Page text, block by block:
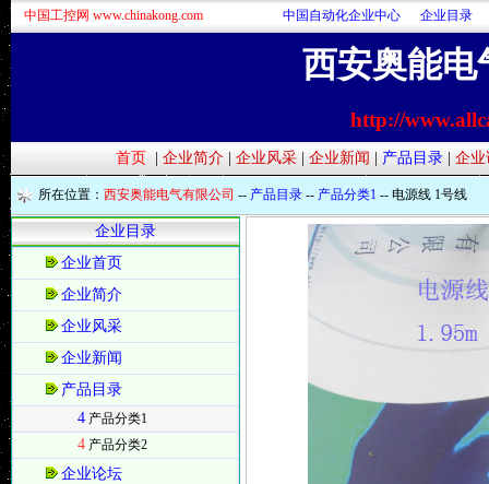
中国工控网 www.chinakong.com 中国自动化企业中心 企业目录
西安奥能电
http://
首页 企业简介| 企业风采| 企业新闻 产品目录| 企业
所在位置： 西安奥能电气有限公司 -- 产品目录 -- 产品分类1 -- 电源线 1号线
企业目录
企业首页
企业简介
企业风采
企业新闻
产品目录
4 产品分类1
4 产品分类2
企业论坛